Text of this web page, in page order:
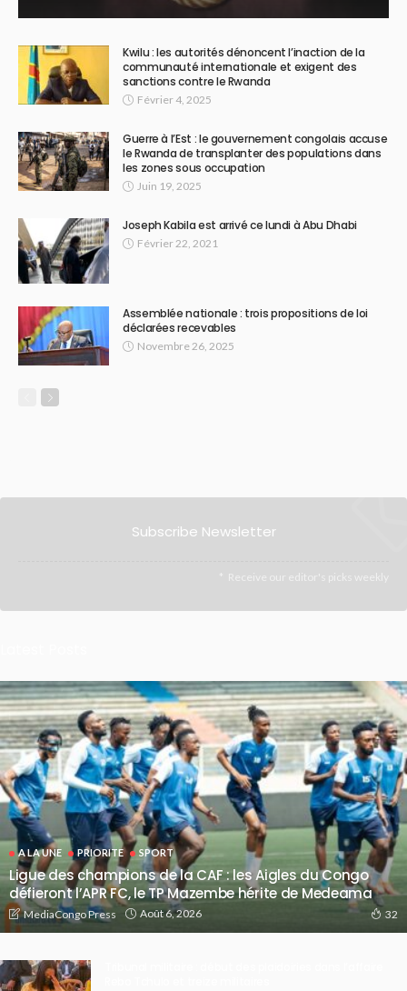
Kwilu : les autorités dénoncent l’inaction de la
communauté internationale et exigent des
sanctions contre le Rwanda
Février 4, 2025
Guerre à l’Est : le gouvernement congolais accuse
le Rwanda de transplanter des populations dans
les zones sous occupation
Juin 19, 2025
Joseph Kabila est arrivé ce lundi à Abu Dhabi
Février 22, 2021
Assemblée nationale : trois propositions de loi
déclarées recevables
Novembre 26, 2025
Subscribe Newsletter
Receive our editor's picks weekly
A LA UNE PRIORITE SPORT
Ligue des champions de la CAF : les Aigles du Congo
défieront l’APR FC, le TP Mazembe hérite de Medeama
MediaCongo Press Août 6, 2026 32